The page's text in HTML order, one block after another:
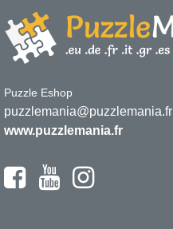
Puzzle Eshop
puzzlemania@puzzlemania.fr
www.puzzlemania.fr